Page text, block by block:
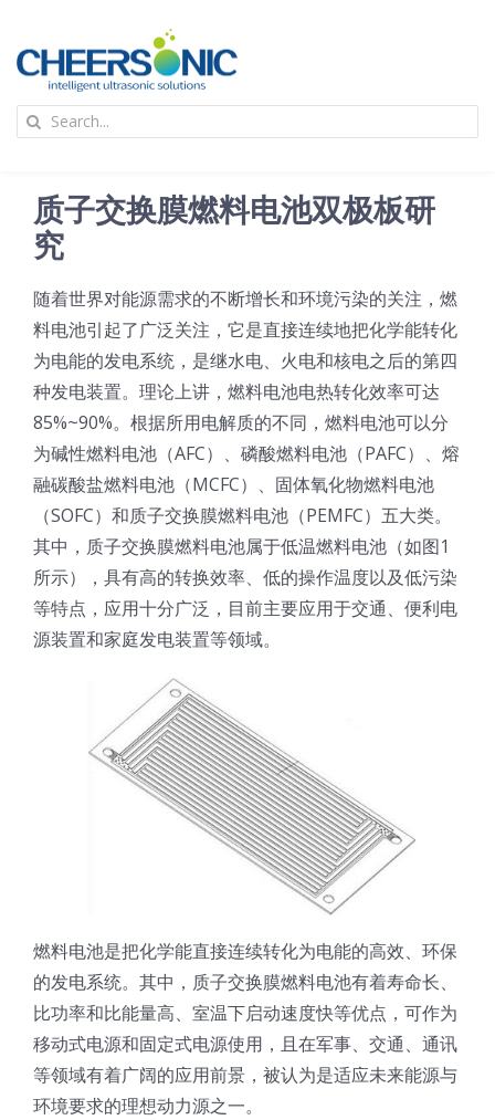
content
应用
超声波设备
技术及原理
氢能技术科普
光伏技术科普
锂电技术科普
医疗器械技术科普
粉体行业技术科普
喷涂的影响因素
超声波喷雾成型系统
流量
新闻
联系我们
关于我们
Search
质子交换膜燃料电池双极板研
究
随着世界对能源需求的不断增长和环境污染的关注，燃
料电池引起了广泛关注，它是直接连续地把化学能转化
为电能的发电系统，是继水电、火电和核电之后的第四
种发电装置。理论上讲，燃料电池电热转化效率可达
85%~90%。根据所用电解质的不同，燃料电池可以分
为碱性燃料电池（AFC）、磷酸燃料电池（PAFC）、熔
融碳酸盐燃料电池（MCFC）、固体氧化物燃料电池
（SOFC）和质子交换膜燃料电池（PEMFC）五大类。
其中，质子交换膜燃料电池属于低温燃料电池（如图1
所示），具有高的转换效率、低的操作温度以及低污染
等特点，应用十分广泛，目前主要应用于交通、便利电
源装置和家庭发电装置等领域。
燃料电池是把化学能直接连续转化为电能的高效、环保
的发电系统。其中，质子交换膜燃料电池有着寿命长、
比功率和比能量高、室温下启动速度快等优点，可作为
移动式电源和固定式电源使用，且在军事、交通、通讯
等领域有着广阔的应用前景，被认为是适应未来能源与
环境要求的理想动力源之一。